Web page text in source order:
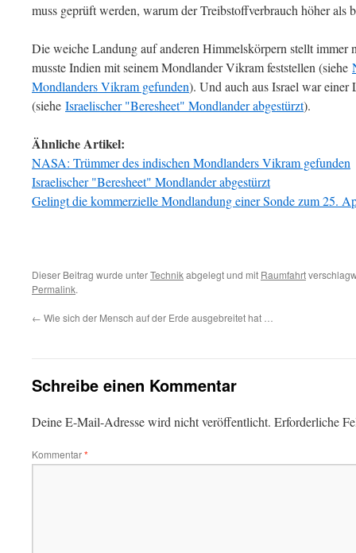
muss geprüft werden, warum der Treibstoffverbrauch höher als
Die weiche Landung auf anderen Himmelskörpern stellt immer
musste Indien mit seinem Mondlander Vikram feststellen (siehe
Mondlanders Vikram gefunden). Und auch aus Israel war
(siehe Israelischer "Beresheet" Mondlander abgestürzt).
Ähnliche Artikel:
NASA: Trümmer des indischen Mondlanders Vikram gefunden
Israelischer "Beresheet" Mondlander abgestürzt
Gelingt die kommerzielle Mondlandung einer Sonde zum 25.
Dieser Beitrag wurde unterTechnikabgelegt und mit Raumfahrt
Permalink.
← Wie sich der Mensch auf der Erde ausgebreitet hat …
Schreibe einen Kommentar
Deine E-Mail-Adresse wird nicht veröffentlicht. Erforderliche
Kommentar*